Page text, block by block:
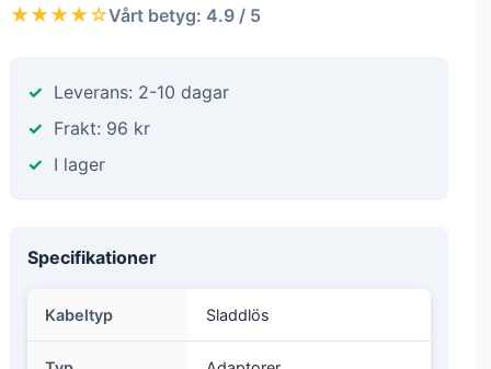
★★★★☆Vårt betyg: 4.9 / 5
Leverans: 2-10 dagar
Frakt: 96 kr
I lager
Specifikationer
Kabeltyp Sladdlös